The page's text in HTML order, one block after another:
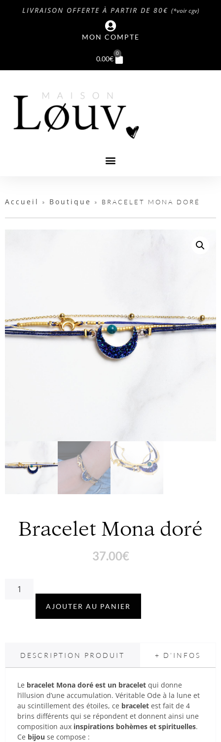
LIVRAISON OFFERTE À PARTIR DE 80€ (*voir cgv)
MON COMPTE
0.00€
0
Accueil » Boutique » BRACELET MONA DORÉ
Bracelet Mona doré
37.00€
AJOUTER AU PANIER
DESCRIPTION PRODUIT + D’INFOS
Le bracelet Mona doré est un bracelet qui donne
l’illusion d’une accumulation. Véritable Ode à la lune et
au scintillement des étoiles, ce bracelet est fait de 4
brins différents qui se répondent et donnent ainsi une
composition aux inspirations bohèmes et spirituelles.
Ce bijou se compose :